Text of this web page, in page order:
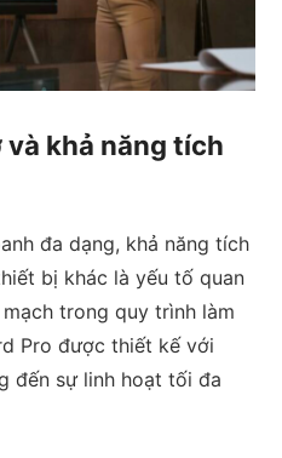
và khả năng tích
đa dạng, khả năng tích
bị khác là yếu tố quan
trong quy trình làm
Pro được thiết kế với
đến sự linh hoạt tối đa